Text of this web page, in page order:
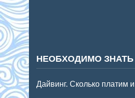
НЕОБХОДИМО ЗНАТЬ
Дайвинг. Сколько платим и